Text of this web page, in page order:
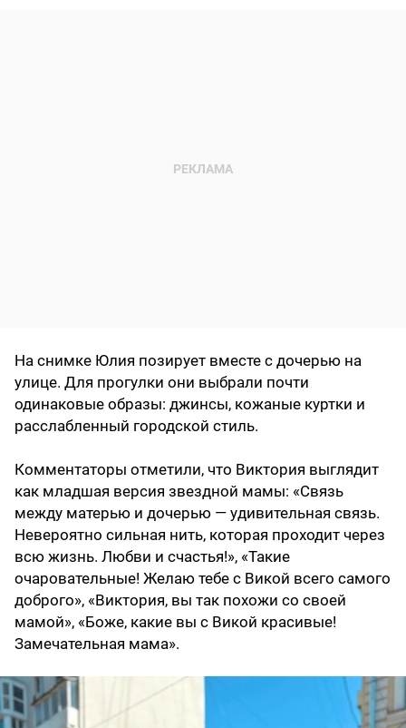
На снимке Юлия позирует вместе с дочерью на
улице. Для прогулки они выбрали почти
одинаковые образы: джинсы, кожаные куртки и
расслабленный городской стиль.
Комментаторы отметили, что Виктория выглядит
как младшая версия звездной мамы: «Связь
между матерью и дочерью — удивительная связь.
Невероятно сильная нить, которая проходит через
всю жизнь. Любви и счастья!», «Такие
очаровательные! Желаю тебе с Викой всего самого
доброго», «Виктория, вы так похожи со своей
мамой», «Боже, какие вы с Викой красивые!
Замечательная мама».